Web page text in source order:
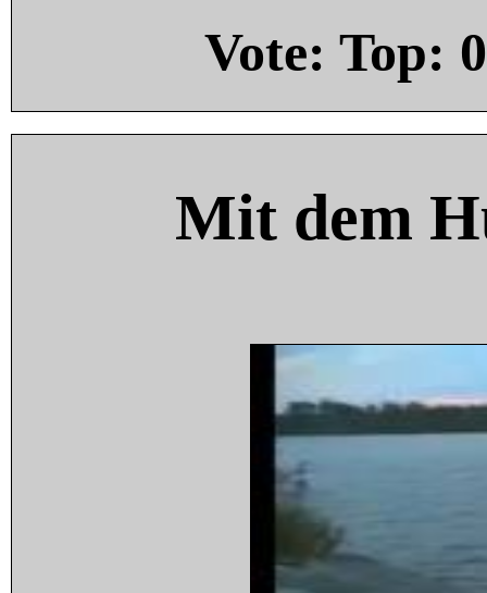
Vote: Top: 0
Mit dem